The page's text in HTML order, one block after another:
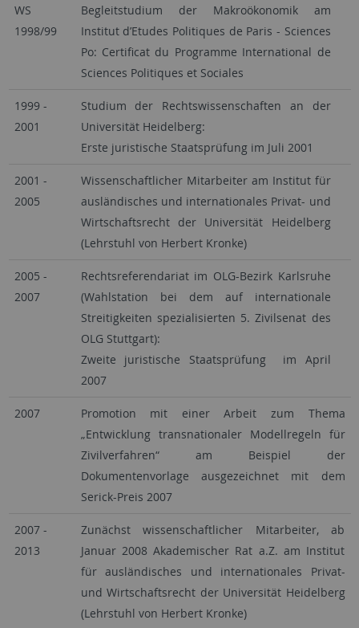
WS
1998/99
Begleitstudium der Makroökonomik am
Institut d’Etudes Politiques de Paris - Sciences
Po: Certificat du Programme International de
Sciences Politiques et Sociales
1999 -
2001
Studium der Rechtswissenschaften an der
Universität Heidelberg:
Erste juristische Staatsprüfung im Juli 2001
2001 -
2005
Wissenschaftlicher Mitarbeiter am Institut für
ausländisches und internationales Privat- und
Wirtschaftsrecht der Universität Heidelberg
(Lehrstuhl von Herbert Kronke)
2005 -
2007
Rechtsreferendariat im OLG-Bezirk Karlsruhe
(Wahlstation bei dem auf internationale
Streitigkeiten spezialisierten 5. Zivilsenat des
OLG Stuttgart):
Zweite juristische Staatsprüfung im April
2007
2007
Promotion mit einer Arbeit zum Thema
„Entwicklung transnationaler Modellregeln für
Zivilverfahren“ am Beispiel der
Dokumentenvorlage ausgezeichnet mit dem
Serick-Preis 2007
2007 -
2013
Zunächst wissenschaftlicher Mitarbeiter, ab
Januar 2008 Akademischer Rat a.Z. am Institut
für ausländisches und internationales Privat-
und Wirtschaftsrecht der Universität Heidelberg
(Lehrstuhl von Herbert Kronke)